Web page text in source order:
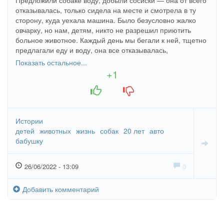
отказывалась, только сидела на месте и смотрела в ту
сторону, куда уехала машина. Было безусловно жалко
овчарку, но нам, детям, никто не разрешил приютить
больное животное. Каждый день мы бегали к ней, тщетно
предлагали еду и воду, она все отказывалась,
продолжала сидеть или лежать на том же месте. Через
четыре дня овчарка куда-то делась. Может, решилась
пойти по той дороге, по которой её привезли, а может
Показать остальное...
+1
Истории
детей животных жизнь собак 20 лет авто
бабушку
26/06/2022 - 13:09 0
Добавить комментарий